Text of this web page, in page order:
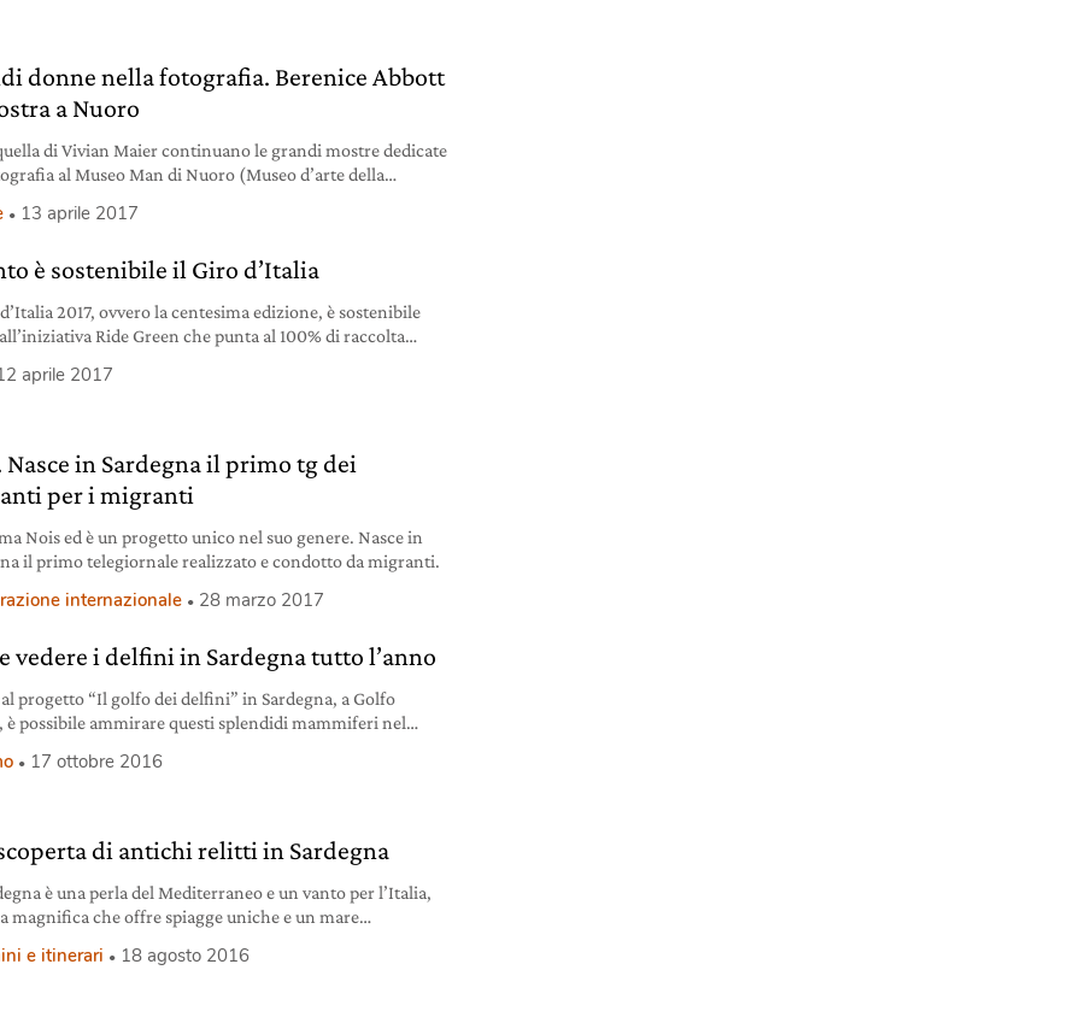
donne nella fotografia. Berenice Abbott
a Nuoro
di Vivian Maier continuano le grandi mostre dedicate
al Museo Man di Nuoro (Museo d’arte della
artistico, Berenice Abbott. Topografie porta per la
talento e dalla forte personalità. Una scoperta per
13 aprile 2017
è sostenibile il Giro d’Italia
2017, ovvero la centesima edizione, è sostenibile
Ride Green che punta al 100% di raccolta
aprile 2017
Nasce in Sardegna il primo tg dei
per i migranti
Nois ed è un progetto unico nel suo genere. Nasce in
il primo telegiornale realizzato e condotto da migranti.
internazionale 28 marzo 2017
vedere i delfini in Sardegna tutto l’anno
progetto “Il golfo dei delfini” in Sardegna, a Golfo
è possibile ammirare questi splendidi mammiferi nel
17 ottobre 2016
di antichi relitti in Sardegna
è una perla del Mediterraneo e un vanto per l’Italia,
magnifica che offre spiagge uniche e un mare
di fascino. Per gli appassionati di immersioni sono stati
e itinerari 18 agosto 2016